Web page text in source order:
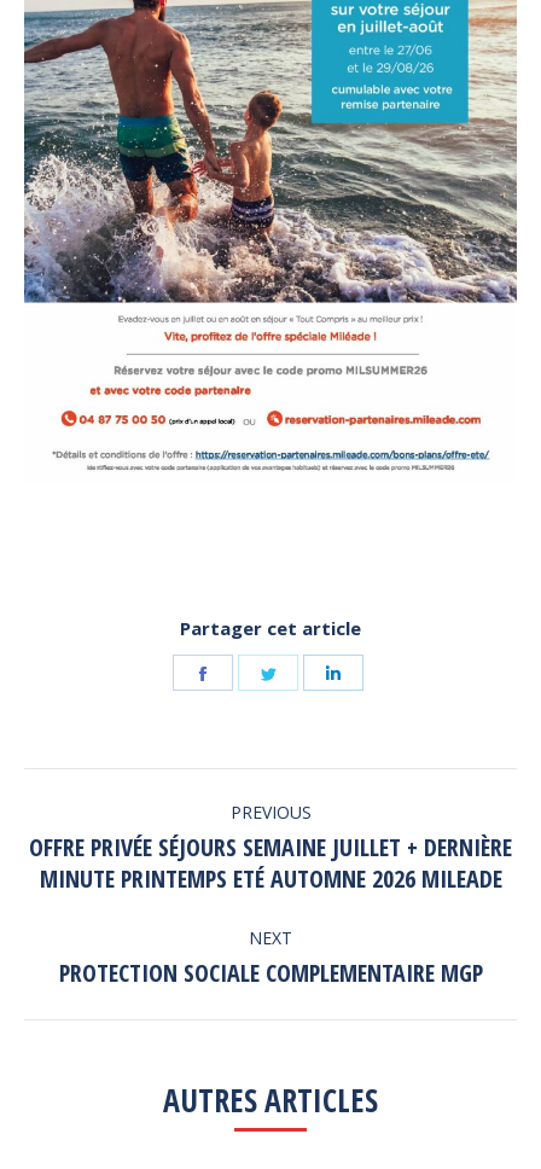
Partager cet article
Share
Share
NAVIGATIONPREVIOUS
Previous
post:
OFFRE PRIVÉE SÉJOURS SEMAINE JUILLET + DERNIÈRE
MINUTE PRINTEMPS ETÉ AUTOMNE 2026 MILEADE
NEXT
Next
PROTECTION SOCIALE COMPLEMENTAIRE MGP
AUTRES ARTICLES